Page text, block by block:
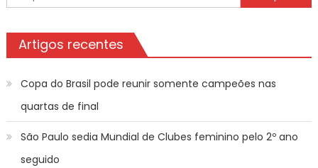
por:
Artigos recentes
Copa do Brasil pode reunir somente campeões nas
quartas de final
São Paulo sedia Mundial de Clubes feminino pelo 2º ano
seguido